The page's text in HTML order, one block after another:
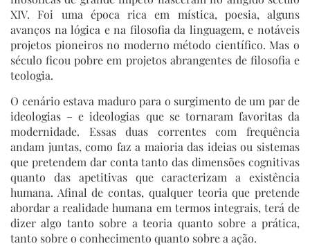
XIV. Foi uma época rica em mística, poesia, alguns
avanços na lógica e na filosofia da linguagem, e notáveis
projetos pioneiros no moderno método científico. Mas o
século ficou pobre em projetos abrangentes de filosofia e
teologia.
O cenário estava maduro para o surgimento de um par de
ideologias – e ideologias que se tornaram favoritas da
modernidade. Essas duas correntes com frequência
andam juntas, como faz a maioria das ideias ou sistemas
que pretendem dar conta tanto das dimensões cognitivas
quanto das apetitivas que caracterizam a existência
humana. Afinal de contas, qualquer teoria que pretende
abordar a realidade humana em termos integrais, terá de
dizer algo tanto sobre a teoria quanto sobre a prática,
tanto sobre o conhecimento quanto sobre a ação.